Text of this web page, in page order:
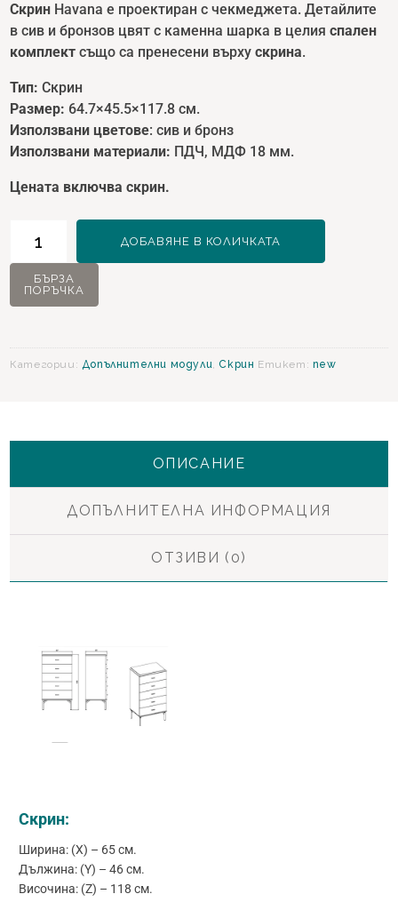
Скрин Havana е проектиран с чекмеджета. Детайлите
в сив и бронзов цвят с каменна шарка в целияспален
комплект също са пренесени върхускрина.
Тип: Скрин
Размер: 64.7×45.5×117.8 см.
Използвани цветове: сив и бронз
Използвани материали: ПДЧ, МДФ 18 мм.
Цената включва скрин.
Havana
Скрин
ДОБАВЯНЕ В КОЛИЧКАТА
БЪРЗА
ПОРЪЧКА
Категории: Допълнителни модули,Скрин Етикет: new
ОПИСАНИЕ
ДОПЪЛНИТЕЛНА ИНФОРМАЦИЯ
ОТЗИВИ (0)
Скрин:
Ширина: (X) – 65 см.
Дължина: (Y) – 46 см.
Височина: (Z) – 118 см.